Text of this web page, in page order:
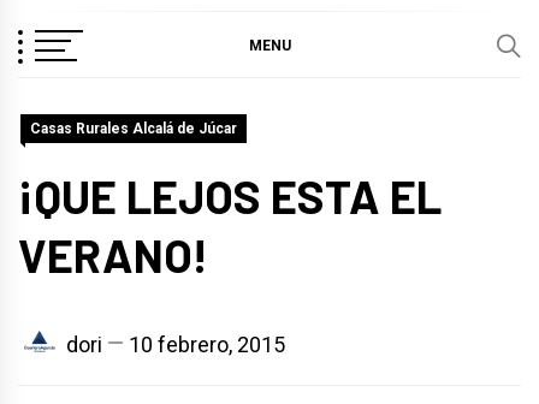
MENU
Casas Rurales Alcalá de Júcar
¡QUE LEJOS ESTA EL
VERANO!
dori 10 febrero, 2015